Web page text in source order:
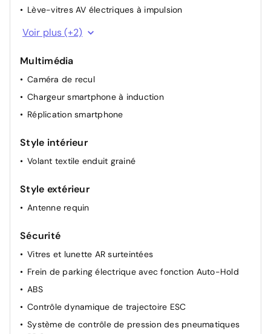
Lève-vitres AV électriques à impulsion
Lunette AR chauffante
Voir plus (+2)
Multimédia
Caméra de recul
Chargeur smartphone à induction
Réplication smartphone
Style intérieur
Volant textile enduit grainé
Style extérieur
Antenne requin
Sécurité
Vitres et lunette AR surteintées
Frein de parking électrique avec fonction Auto-Hold
ABS
Contrôle dynamique de trajectoire ESC
Système de contrôle de pression des pneumatiques